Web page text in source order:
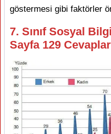
göstermesi gibi faktörler
7. Sınıf Sosyal
Sayfa 129